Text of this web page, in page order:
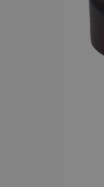
LÄDERVÄSKOR